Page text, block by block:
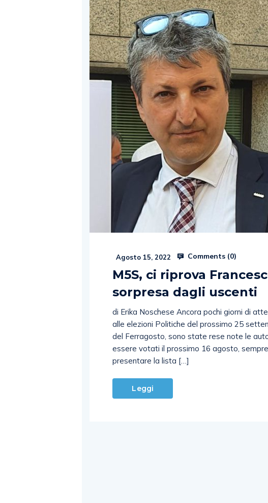
Agosto 15, 2022 Comments (0)
M5S, ci riprova
sorpresa dagli uscenti
di Erika Noschese Ancora pochi giorni di
alle elezioni Politiche del prossimo 25
del Ferragosto, sono state rese note le
essere votati il prossimo 16 agosto,
presentare la lista […]
Leggi